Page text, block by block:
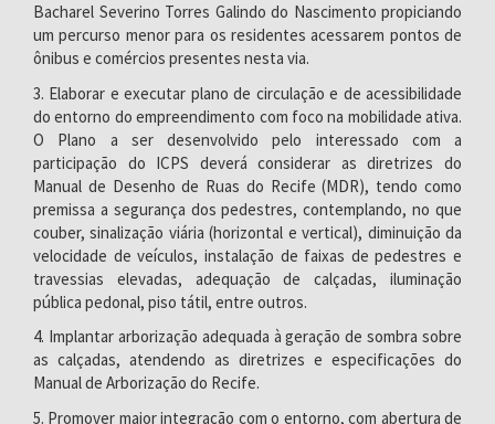
Bacharel Severino Torres Galindo do Nascimento propiciando
um percurso menor para os residentes acessarem pontos de
ônibus e comércios presentes nesta via.
3. Elaborar e executar plano de circulação e de acessibilidade
do entorno do empreendimento com foco na mobilidade ativa.
O Plano a ser desenvolvido pelo interessado com a
participação do ICPS deverá considerar as diretrizes do
Manual de Desenho de Ruas do Recife (MDR), tendo como
premissa a segurança dos pedestres, contemplando, no que
couber, sinalização viária (horizontal e vertical), diminuição da
velocidade de veículos, instalação de faixas de pedestres e
travessias elevadas, adequação de calçadas, iluminação
pública pedonal, piso tátil, entre outros.
4. Implantar arborização adequada à geração de sombra sobre
as calçadas, atendendo as diretrizes e especificações do
Manual de Arborização do Recife.
5. Promover maior integração com o entorno, com abertura de